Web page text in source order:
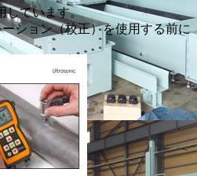
しています。
ション（校正）を使用する前に